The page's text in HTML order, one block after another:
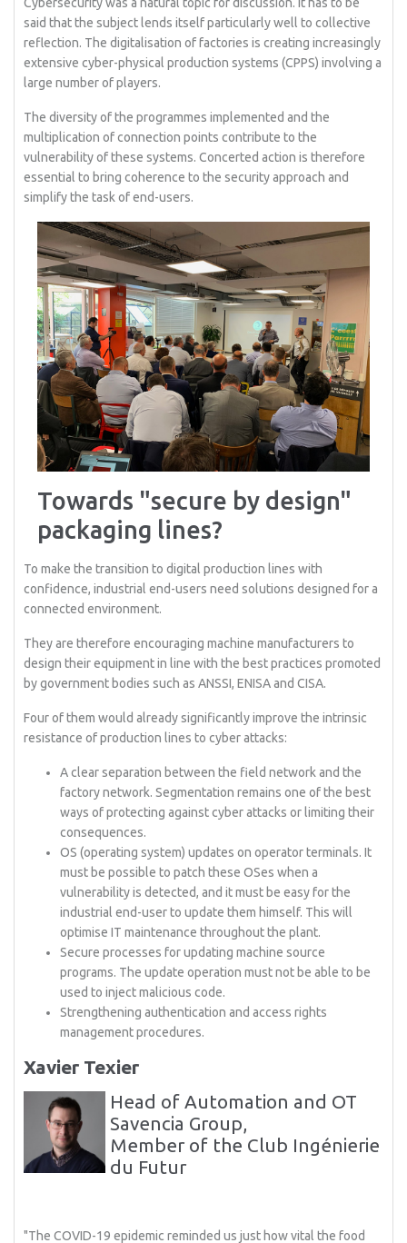
Cybersecurity was a natural topic for discussion. It has to be
said that the subject lends itself particularly well to collective
reflection. The digitalisation of factories is creating increasingly
extensive cyber-physical production systems (CPPS) involving a
large number of players.
The diversity of the programmes implemented and the
multiplication of connection points contribute to the
vulnerability of these systems. Concerted action is therefore
essential to bring coherence to the security approach and
simplify the task of end-users.
Towards "secure by design"
packaging lines?
To make the transition to digital production lines with
confidence, industrial end-users need solutions designed for a
connected environment.
They are therefore encouraging machine manufacturers to
design their equipment in line with the best practices promoted
by government bodies such as ANSSI, ENISA and CISA.
Four of them would already significantly improve the intrinsic
resistance of production lines to cyber attacks:
A clear separation between the field network and the
factory network. Segmentation remains one of the best
ways of protecting against cyber attacks or limiting their
consequences.
OS (operating system) updates on operator terminals. It
must be possible to patch these OSes when a
vulnerability is detected, and it must be easy for the
industrial end-user to update them himself. This will
optimise IT maintenance throughout the plant.
Secure processes for updating machine source
programs. The update operation must not be able to be
used to inject malicious code.
Strengthening authentication and access rights
management procedures.
Xavier Texier
Head of Automation and OT
Savencia Group,
Member of the Club Ingénierie
du Futur
"The COVID-19 epidemic reminded us just how vital the food